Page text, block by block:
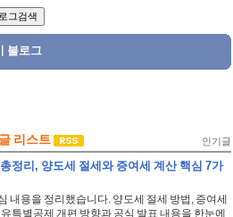
블로그
리스트 인기글
정리, 양도세 절세와 증여세 계산 핵심 7가
내용을 정리했습니다. 양도세 절세 방법, 증여세
특별공제 개편 방향과 공식 발표 내용을 한눈에